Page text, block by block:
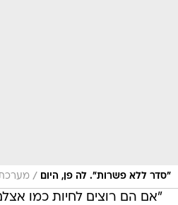
"סדר ללא פשרות". לה פן, היום / מערכת
"אם הם רוצים לחיות כמו